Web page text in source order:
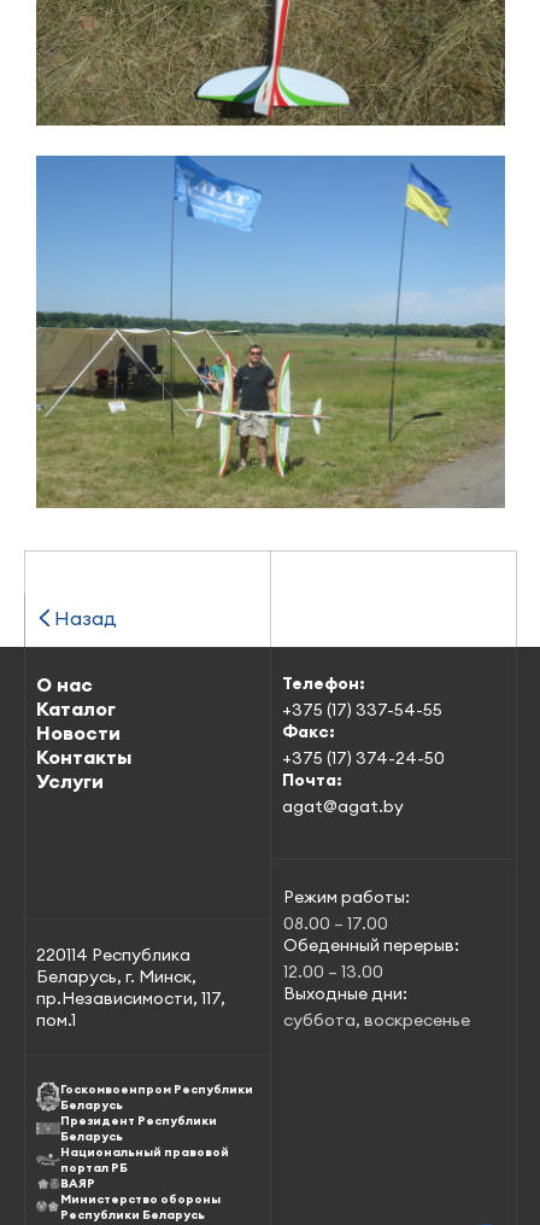
Назад
О нас
Каталог
Новости
Контакты
Услуги
Режим работы:
08.00 – 17.00
Обеденный перерыв:
12.00 – 13.00
Выходные дни:
суббота, воскресенье
Госкомвоенпром Республики
Беларусь
Президент Республики
Беларусь
Национальный правовой
портал РБ
ВАЯР
Министерство обороны
Республики Беларусь
Телефон:
+375 (17) 337-54-55
Факс:
+375 (17) 374-24-50
Почта:
agat@agat.by
220114 Республика
Беларусь, г. Минск,
пр.Независимости, 117,
пом.1